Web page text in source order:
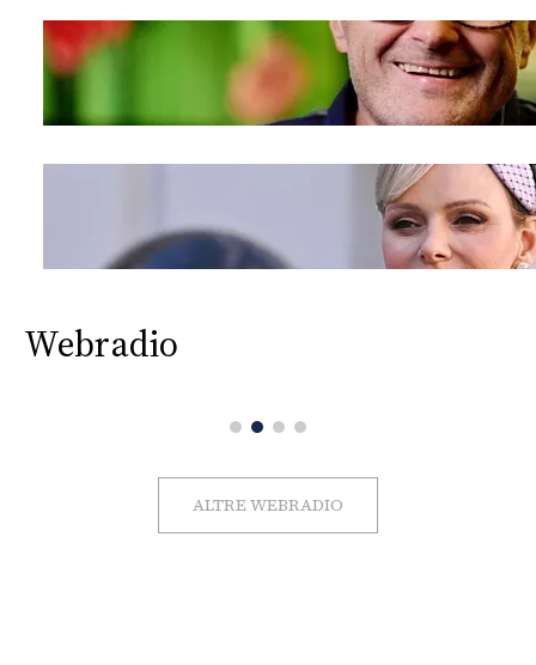
Webradio
ALTRE WEBRADIO